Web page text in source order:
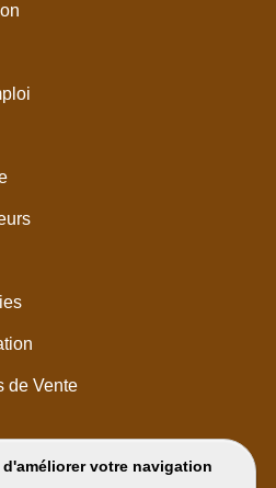
votre navigation
de Vente